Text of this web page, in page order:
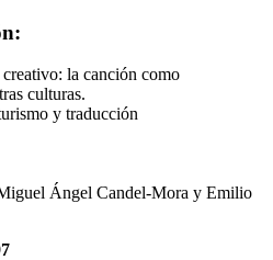
la canción como
culturas.
y traducción
Ángel Candel-Mora y Emilio